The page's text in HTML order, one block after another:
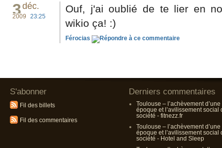
3déc.
2009 23:25
Ouf, j'ai oublié de te lier en
wikio ça! :)
Férocias
S'abonner
Fil des billets
Fil des commentaires
Derniers commentaires
Toulouse – l’achèvement d’une
époque et l’avilissement social
société - fitnezz.fr
Toulouse – l’achèvement d’une
époque et l’avilissement social
société - Hotel and Sleep